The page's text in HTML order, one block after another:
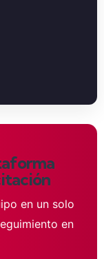
en un solo
en